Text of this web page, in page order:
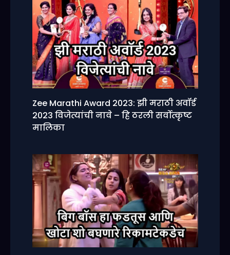
Zee Marathi Award 2023: झी मराठी अवॉर्ड
2023 विजेत्यांची नावे – हि ठरली सर्वोत्कृष्ट
मालिका